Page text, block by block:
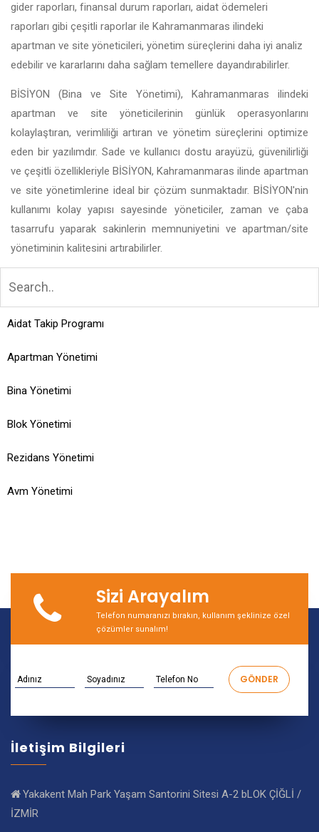
gider raporları, finansal durum raporları, aidat ödemeleri
raporları gibi çeşitli raporlar ile Kahramanmaras ilindeki
apartman ve site yöneticileri, yönetim süreçlerini daha iyi analiz
edebilir ve kararlarını daha sağlam temellere dayandırabilirler.
BİSİYON (Bina ve Site Yönetimi), Kahramanmaras ilindeki
apartman ve site yöneticilerinin günlük operasyonlarını
kolaylaştıran, verimliliği artıran ve yönetim süreçlerini optimize
eden bir yazılımdır. Sade ve kullanıcı dostu arayüzü, güvenilirliği
ve çeşitli özellikleriyle BİSİYON, Kahramanmaras ilinde apartman
ve site yönetimlerine ideal bir çözüm sunmaktadır. BİSİYON'nin
kullanımı kolay yapısı sayesinde yöneticiler, zaman ve çaba
tasarrufu yaparak sakinlerin memnuniyetini ve apartman/site
yönetiminin kalitesini artırabilirler.
Aidat Takip Programı
Apartman Yönetimi
Bina Yönetimi
Blok Yönetimi
Rezidans Yönetimi
Avm Yönetimi
Sizi Arayalım
Telefon numaranızı bırakın, kullanım şeklinize özel
çözümler sunalım!
İletişim Bilgileri
Yakakent Mah Park Yaşam Santorini Sitesi A-2 bLOK ÇİĞLİ /
İZMİR